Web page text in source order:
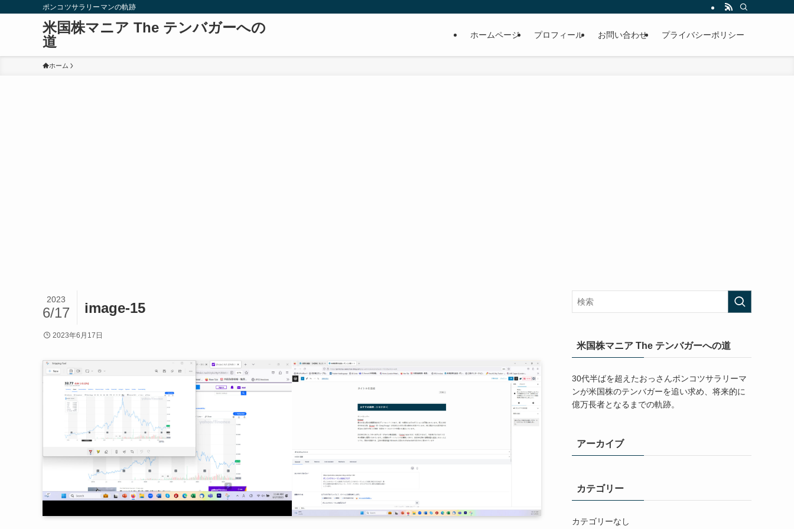
ポンコツサラリーマンの軌跡
米国株マニア The テンバガーへの
道
ホームページ プロフィール お問い合わせ プライバシーポリシー
ホーム
image-15
2023
6/17
2023年6月17日
米国株マニア The テンバガーへの道
30代半ばを超えたおっさんポンコツサラリーマ
ンが米国株のテンバガーを追い求め、将来的に
億万長者となるまでの軌跡。
アーカイブ
カテゴリー
カテゴリーなし